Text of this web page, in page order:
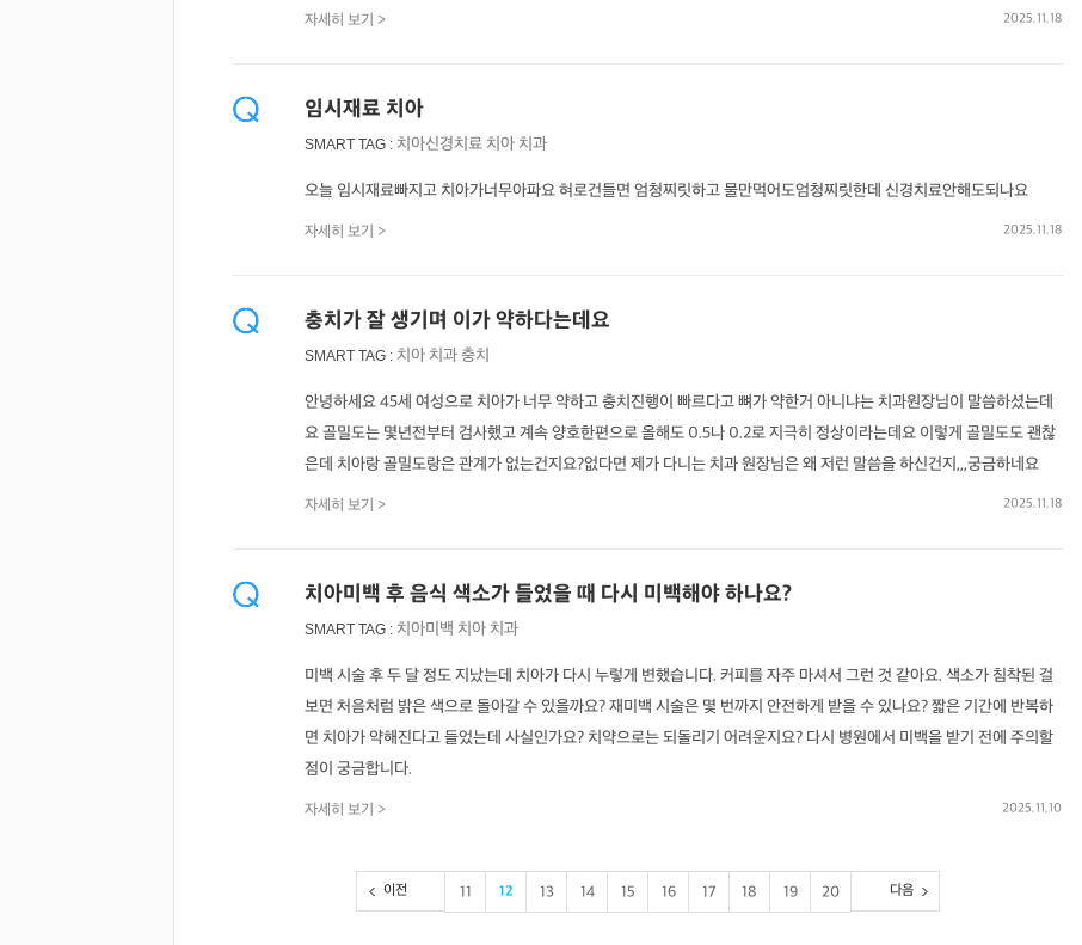
자세히 보기 > 2025.11.18
임시재료 치아
SMART TAG : 치아신경치료 치아 치과
오늘 임시재료빠지고 치아가너무아파요 혀로건들면 엄청찌릿하고 물만먹어도엄청찌릿한데 신경치료안해도되나요
자세히 보기 > 2025.11.18
충치가 잘 생기며 이가 약하다는데요
SMART TAG : 치아 치과충치
안녕하세요 45세 여성으로 치아가 너무 약하고 충치진행이 빠르다고 뼈가 약한거 아니냐는 치과원장님이 말씀하셨는데
요 골밀도는 몇년전부터 검사했고 계속 양호한편으로 올해도 0.5나 0.2로 지극히 정상이라는데요 이렇게 골밀도도 괜찮
은데 치아랑 골밀도랑은 관계가 없는건지요?없다면 제가 다니는 치과 원장님은 왜 저런 말씀을 하신건지,,,궁금하네요
자세히 보기 > 2025.11.18
치아미백 후 음식 색소가 들었을 때 다시 미백해야 하나요?
SMART TAG : 치아미백 치아 치과
미백 시술 후 두 달 정도 지났는데 치아가 다시 누렇게 변했습니다. 커피를 자주 마셔서 그런 것 같아요. 색소가 침착된 걸
보면 처음처럼 밝은 색으로 돌아갈 수 있을까요? 재미백 시술은 몇 번까지 안전하게 받을 수 있나요? 짧은 기간에 반복하
면 치아가 약해진다고 들었는데 사실인가요? 치약으로는 되돌리기 어려운지요? 다시 병원에서 미백을 받기 전에 주의할
점이 궁금합니다.
자세히 보기 > 2025.11.10
이전 11 12 13 14 15 16 17 18 19 20 다음